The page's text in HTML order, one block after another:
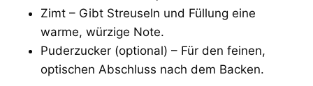
Zimt – Gibt Streuseln und Füllung eine
warme, würzige Note.
Puderzucker (optional) – Für den feinen,
optischen Abschluss nach dem Backen.